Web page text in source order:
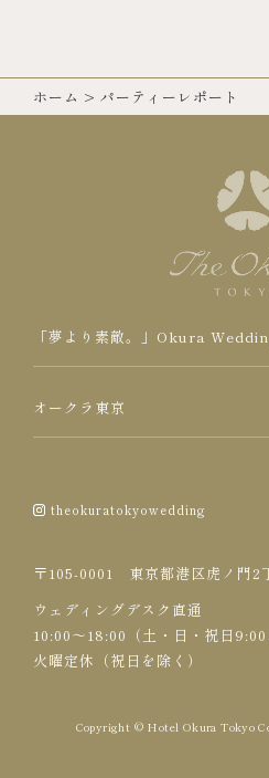
ホーム > パーティーレポート
「夢より素敵。」Okura
オークラ東京
theokuratokyowedding
〒105-0001 東京都港区虎ノ門2
ウェディングデスク直通
10:00～18:00（土・日・祝日9:00
火曜定休（祝日を除く）
Copyright © Hotel Okura Tokyo